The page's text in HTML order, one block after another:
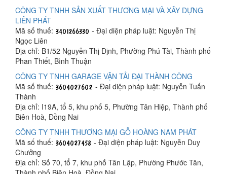
CÔNG TY TNHH SẢN XUẤT THƯƠNG MẠI VÀ XÂY DỰNG
LIÊN PHÁT
Mã số thuế:
- Đại diện pháp luật: Nguyễn Thị
Ngọc Liên
Địa chỉ: B1/52 Nguyễn Thị Định, Phường Phú Tài, Thành phố
Phan Thiết, Bình Thuận
CÔNG TY TNHH GARAGE VẬN TẢI ĐẠI THÀNH CÔNG
Mã số thuế:
- Đại diện pháp luật: Nguyễn Tuấn
Thành
Địa chỉ: I19A, tổ 5, khu phố 5, Phường Tân Hiệp, Thành phố
Biên Hoà, Đồng Nai
CÔNG TY TNHH THƯƠNG MẠI GỖ HOÀNG NAM PHÁT
Mã số thuế:
- Đại diện pháp luật: Nguyễn Duy
Chưởng
Địa chỉ: Số 70, tổ 7, khu phố Tân Lập, Phường Phước Tân,